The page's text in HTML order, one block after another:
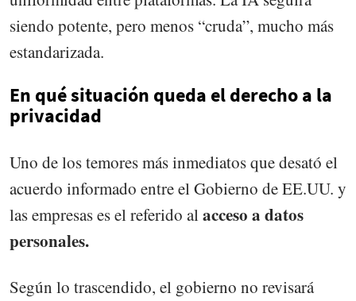
siendo potente, pero menos “cruda”, mucho más
estandarizada.
En qué situación queda el derecho a la
privacidad
Uno de los temores más inmediatos que desató el
acuerdo informado entre el Gobierno de EE.UU. y
las empresas es el referido alacceso a datos
personales.
Según lo trascendido, el gobierno no revisará